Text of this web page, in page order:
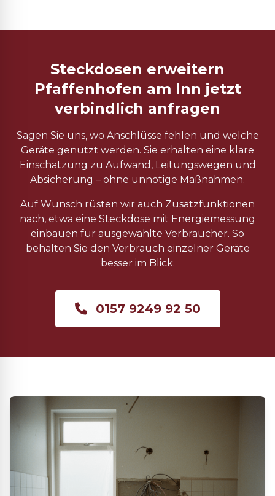
Steckdosen erweitern
Pfaffenhofen am Inn jetzt
verbindlich anfragen
Sagen Sie uns, wo Anschlüsse fehlen und welche
Geräte genutzt werden. Sie erhalten eine klare
Einschätzung zu Aufwand, Leitungswegen und
Absicherung – ohne unnötige Maßnahmen.
Auf Wunsch rüsten wir auch Zusatzfunktionen
nach, etwa eine Steckdose mit Energiemessung
einbauen für ausgewählte Verbraucher. So
behalten Sie den Verbrauch einzelner Geräte
besser im Blick.
0157 9249 92 50